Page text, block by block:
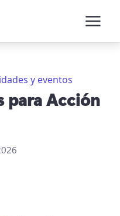
y eventos
para Acción